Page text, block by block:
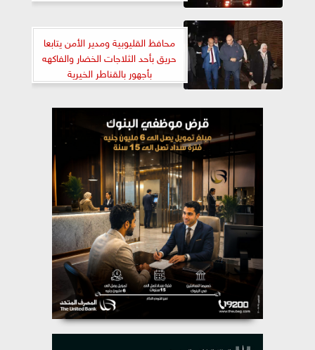
محافظ القليوبية ومدير الأمن يتابعا
حريق بأحد الثلاجات الخضار والفاكهه
بأجهور بالقناطر الخيرية